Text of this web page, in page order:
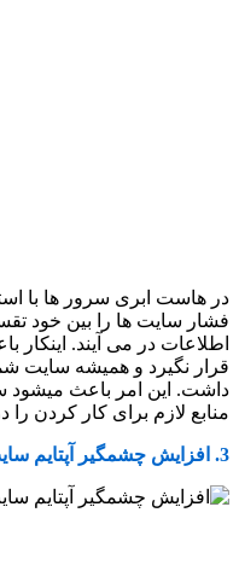
فشار سایت ها را بین خود
اطلاعات در می آیند. اینکار
قرار نگیرد و همیشه سایت
داشت. این امر باعث میشود
منابع لازم برای کار کردن را
3. افزایش چشمگیر آپتایم سایت شما